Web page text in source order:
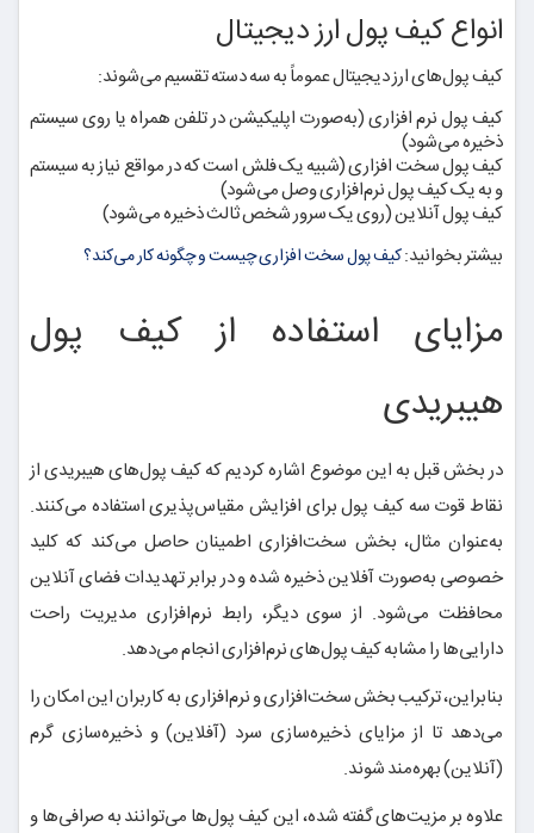
انواع کیف پول ارز دیجیتال
کیف پول‌های ارز دیجیتال عموماً به سه دسته تقسیم می‌شوند:
کیف پول نرم افزاری (به‌صورت اپلیکیشن در تلفن همراه یا روی سیستم
ذخیره می‌شود)
کیف پول سخت افزاری (شبیه یک فلش است که در مواقع نیاز به سیستم
و به یک کیف پول نرم‌افزاری وصل می‌شود)
کیف پول آنلاین (روی یک سرور شخص ثالث ذخیره می‌شود)
بیشتر بخوانید:کیف پول سخت افزاری چیست و چگونه کار می‌کند؟
مزایای استفاده از کیف پول
هیبریدی
در بخش قبل به این موضوع اشاره کردیم که کیف پول‌های هیبریدی از
نقاط قوت سه کیف پول‌ برای افزایش مقیاس‌پذیری استفاده می‌کنند.
به‌عنوان مثال، بخش سخت‌افزاری اطمینان حاصل می‌کند که کلید
خصوصی به‌صورت آفلاین ذخیره شده و در برابر تهدیدات فضای آنلاین
محافظت می‌شود. از سوی دیگر، رابط نرم‌افزاری مدیریت راحت
دارایی‌ها را مشابه کیف پول‌های نرم‌افزاری انجام می‌دهد.
بنابراین، ترکیب بخش سخت‌افزاری و نرم‌افزاری به کاربران این امکان را
می‌دهد تا از مزایای ذخیره‌سازی سرد (آفلاین) و ذخیره‌سازی گرم
(آنلاین) بهره‌مند شوند.
علاوه بر مزیت‌های گفته شده، این کیف پول‌ها می‌توانند به صرافی‌ها و